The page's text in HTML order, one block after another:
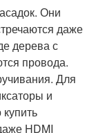
Они
даже
дерева с
провода.
Для
и
HDMI